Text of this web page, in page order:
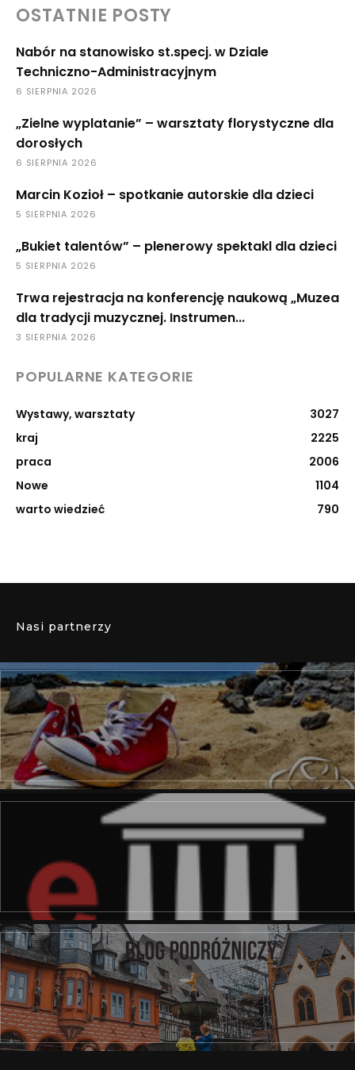
OSTATNIE POSTY
Nabór na stanowisko st.specj. w Dziale
Techniczno-Administracyjnym
6 SIERPNIA 2026
„Zielne wyplatanie” – warsztaty florystyczne dla
dorosłych
6 SIERPNIA 2026
Marcin Kozioł – spotkanie autorskie dla dzieci
5 SIERPNIA 2026
„Bukiet talentów” – plenerowy spektakl dla dzieci
5 SIERPNIA 2026
Trwa rejestracja na konferencję naukową „Muzea
dla tradycji muzycznej. Instrumen...
3 SIERPNIA 2026
POPULARNE KATEGORIE
Wystawy, warsztaty
3027
kraj
2225
praca
2006
Nowe
1104
warto wiedzieć
790
Nasi partnerzy